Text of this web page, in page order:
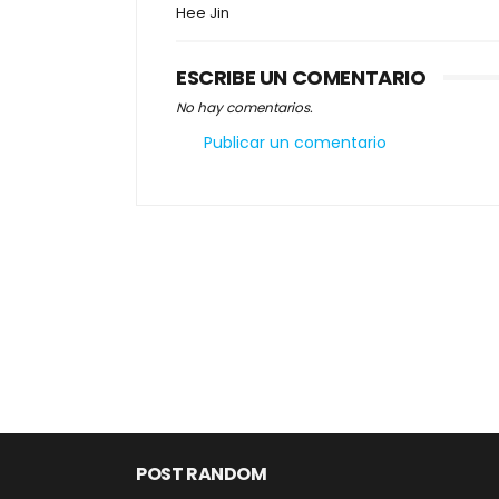
Hee Jin
ESCRIBE UN COMENTARIO
No hay comentarios.
Publicar un comentario
POST RANDOM